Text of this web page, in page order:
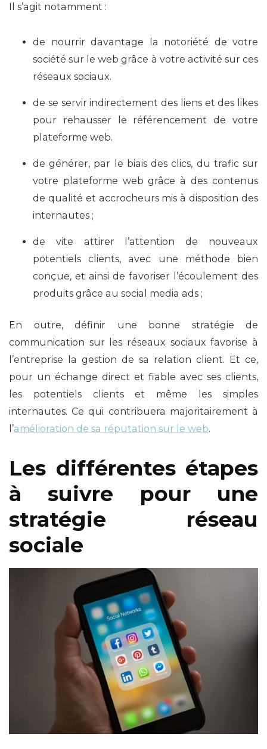
Il s’agit notamment :
de nourrir davantage la notoriété de votre
société sur le web grâce à votre activité sur ces
réseaux sociaux.
de se servir indirectement des liens et des likes
pour rehausser le référencement de votre
plateforme web.
de générer, par le biais des clics, du trafic sur
votre plateforme web grâce à des contenus
de qualité et accrocheurs mis à disposition des
internautes ;
de vite attirer l’attention de nouveaux
potentiels clients, avec une méthode bien
conçue, et ainsi de favoriser l’écoulement des
produits grâce au social media ads ;
En outre, définir une bonne stratégie de
communication sur les réseaux sociaux favorise à
l’entreprise la gestion de sa relation client. Et ce,
pour un échange direct et fiable avec ses clients,
les potentiels clients et même les simples
internautes. Ce qui contribuera majoritairement à
l’amélioration de sa réputation sur le web.
Les différentes étapes
à suivre pour une
stratégie réseau
sociale